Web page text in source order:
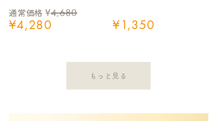
通常価格 ¥4,680
¥4,280 ¥1,350
もっと見る